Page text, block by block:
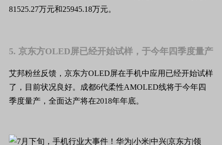
81525.27万元和25945.18万元。
5. 京东方OLED屏已经开始试样，于今年四季度量产
艾邦粉丝反馈，京东方OLED屏在手机中应用已经开始试样
了，目前状况良好。成都6代柔性AMOLED线将于今年四
季度量产，全面达产将在2018年年底。